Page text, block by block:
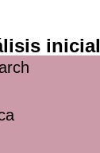
inicial